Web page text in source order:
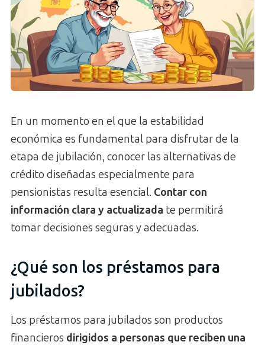
En un momento en el que la estabilidad
económica es fundamental para disfrutar de la
etapa de jubilación, conocer las alternativas de
crédito diseñadas especialmente para
pensionistas resulta esencial. Contar con
información clara y actualizada te permitirá
tomar decisiones seguras y adecuadas.
¿Qué son los préstamos para
jubilados?
Los préstamos para jubilados son productos
financieros dirigidos a personas que reciben una